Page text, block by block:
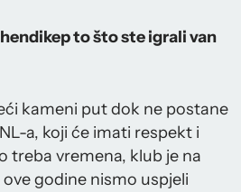
to što ste igrali van
kameni put dok ne postane
a, koji će imati respekt i
treba vremena, klub je na
godine nismo uspjeli